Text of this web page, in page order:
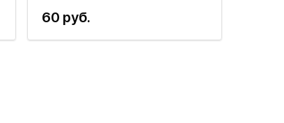
60 руб.